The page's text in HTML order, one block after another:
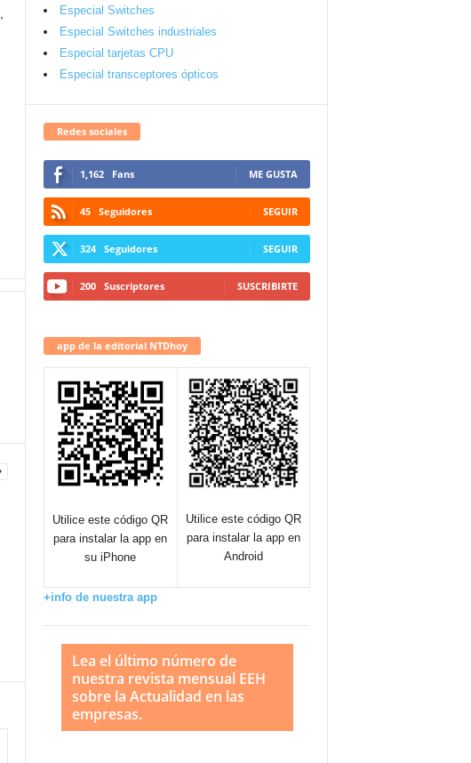
Especial Switches
Especial Switches industriales
Especial tarjetas CPU
Especial transceptores ópticos
Redes sociales
1,162 Fans ME GUSTA
45 Seguidores SEGUIR
324 Seguidores SEGUIR
200 Suscriptores SUSCRIBIRTE
app de la editorial NTDhoy
Utilice este código QR
para instalar la app en
su iPhone
Utilice este código QR
para instalar la app en
Android
+info de nuestra app
Lea el último número de
nuestra revista mensual EEH
sobre la Actualidad en las
empresas.